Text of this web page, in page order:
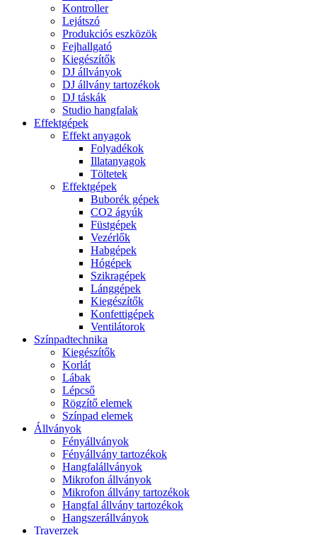
Kontroller
Lejátszó
Produkciós eszközök
Fejhallgató
Kiegészítők
DJ állványok
DJ állvány tartozékok
DJ táskák
Studio hangfalak
Effektgépek
Effekt anyagok
Folyadékok
Illatanyagok
Töltetek
Effektgépek
Buborék gépek
CO2 ágyúk
Füstgépek
Vezérlők
Habgépek
Hógépek
Szikragépek
Lánggépek
Kiegészítők
Konfettigépek
Ventilátorok
Színpadtechnika
Kiegészítők
Korlát
Lábak
Lépcső
Rögzítő elemek
Színpad elemek
Állványok
Fényállványok
Fényállvány tartozékok
Hangfalállványok
Mikrofon állványok
Mikrofon állvány tartozékok
Hangfal állvány tartozékok
Hangszerállványok
Traverzek